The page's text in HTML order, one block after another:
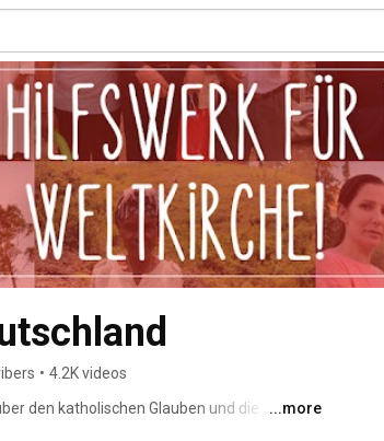
• 4.2K videos
den katholischen Glauben und die
...more